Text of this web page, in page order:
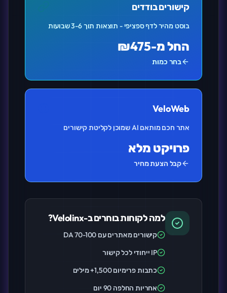
קישורים בודדים
בוסט מהיר לדף ספציפי - תוצאות תוך 3-6 שבועות
החל מ-₪475
בחר כמות
VeloWeb
אתר חכם מותאם AI שמוכן לקליטת קישורים
פרויקט מלא
קבל הצעת מחיר
למה לקוחות בוחרים ב-Velolinx?
קישורים מאתרים עם DA 70-100
IP ייחודי לכל קישור
כתבות פרימיום 1,500+ מילים
אחריות החלפה 90 יום